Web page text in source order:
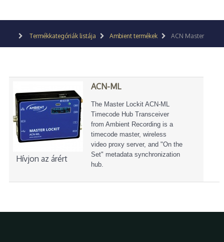
Termékkategóriák listája Ambient termékek ACN Master
Hívjon az árért
ACN-ML
The Master Lockit ACN-ML
Timecode Hub Transceiver
from Ambient Recording is a
timecode master, wireless
video proxy server, and "On the
Set" metadata synchronization
hub.